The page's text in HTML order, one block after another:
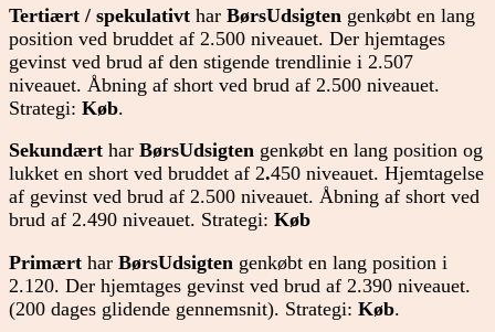
Tertiært / spekulativt har BørsUdsigten genkøbt en lang
position ved bruddet af 2.500 niveauet. Der hjemtages
gevinst ved brud af den stigende trendlinie i 2.507
niveauet. Åbning af short ved brud af 2.500 niveauet.
Strategi: Køb.
Sekundært har BørsUdsigten genkøbt en lang position og
lukket en short ved bruddet af 2.450 niveauet. Hjemtagelse
af gevinst ved brud af 2.500 niveauet. Åbning af short ved
brud af 2.490 niveauet. Strategi: Køb
Primært har BørsUdsigten genkøbt en lang position i
2.120. Der hjemtages gevinst ved brud af 2.390 niveauet.
(200 dages glidende gennemsnit). Strategi: Køb.